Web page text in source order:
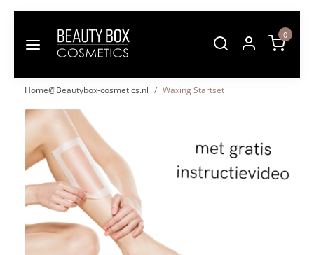
0
Home@Beautybox-cosmetics.nl Waxing Startset